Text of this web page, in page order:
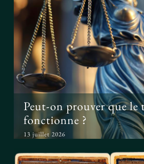
Peut-on prouver que
fonctionne ?
Peut-on prouver que le
fonctionne ?
13 juillet 2026